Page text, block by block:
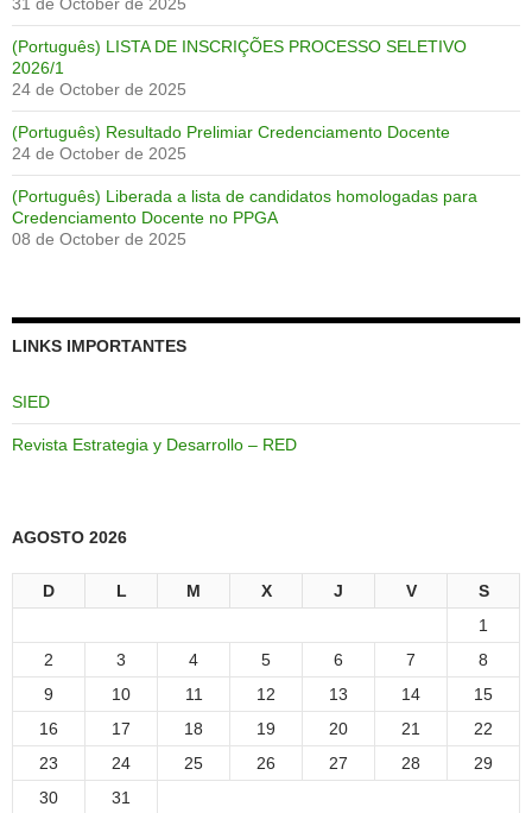
(Português) LISTA DE INSCRIÇÕES PROCESSO SELETIVO
2026/1
24 de October de 2025
(Português) Resultado Prelimiar Credenciamento Docente
24 de October de 2025
(Português) Liberada a lista de candidatos homologadas para
Credenciamento Docente no PPGA
08 de October de 2025
LINKS IMPORTANTES
SIED
Revista Estrategia y Desarrollo – RED
AGOSTO 2026
D L M X J V
S
1
2
3 4 5 6 7
8
9
10 11 12 13 14
15
16
17 18 19 20 21
22
23
24 25 26 27 28
29
30
31